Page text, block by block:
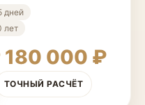
дней
лет
180 000 ₽
ТОЧНЫЙ РАСЧЁТ